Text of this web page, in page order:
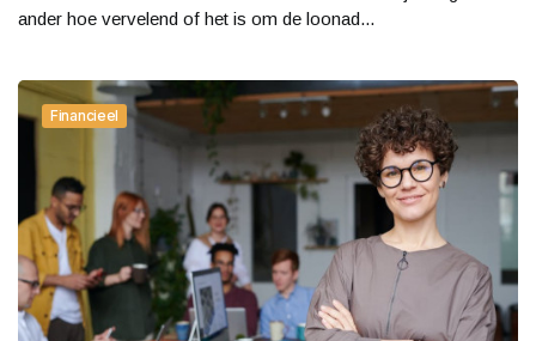
ander hoe vervelend of het is om de loonad...
Financieel